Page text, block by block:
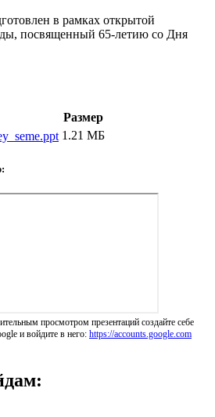
в рамках открытой
посвященный 65-летию со Дня
Размер
1.21 МБ
просмотром презентаций создайте себе
и войдите в него: https://accounts.google.com